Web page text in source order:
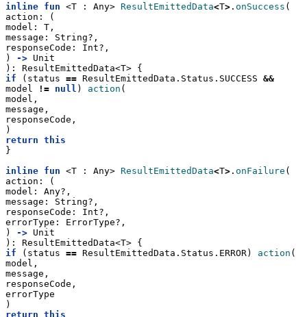
inline fun <T : Any> ResultEmittedData<T> . onSuccess (
action: (
model: T,
message: String?,
responseCode: Int?,
) -> Unit
): ResultEmittedData<T> {
if (status == ResultEmittedData.Status.SUCCESS &&
model
!= null ) action (
model,
message,
responseCode,
)
return this
}
inline fun <T : Any> ResultEmittedData<T> . onFailure (
action: (
model: Any?,
message: String?,
responseCode: Int?,
errorType: ErrorType?,
) -> Unit
): ResultEmittedData<T> {
if (status == ResultEmittedData.Status.ERROR) action (
model,
message,
responseCode,
errorType
)
return this